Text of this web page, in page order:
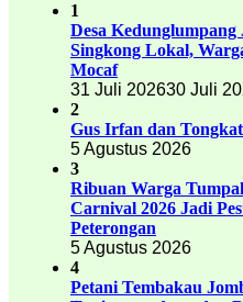
1
Desa
Singkong Lokal,
Mocaf
31 Juli 202630 Juli
2
Gus Irfan dan
5 Agustus 2026
3
Ribuan Warga
Carnival 2026 Jadi
Peterongan
5 Agustus 2026
4
Petani Tembakau